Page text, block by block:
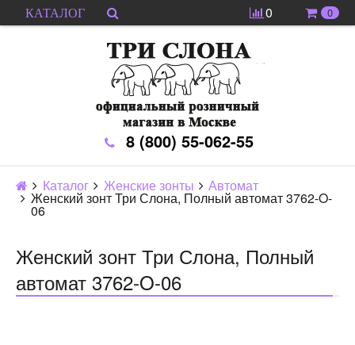
КАТАЛОГ 0 0
8 (800) 55-062-55
Каталог Женские зонты Автомат
Женский зонт Три Слона, Полный автомат 3762-O-
06
Женский зонт Три Слона, Полный
автомат 3762-O-06